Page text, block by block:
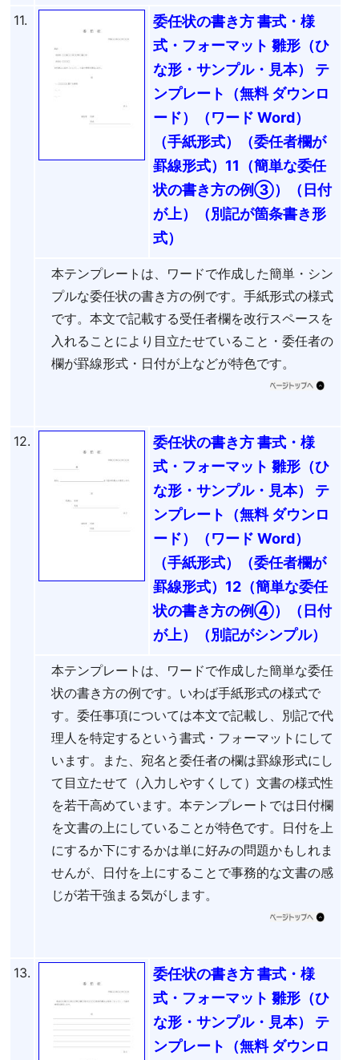
11.
委任状の書き方 書式・様
式・フォーマット 雛形（ひ
な形・サンプル・見本） テ
ンプレート（無料 ダウンロ
ード）（ワード Word）
（手紙形式）（委任者欄が
罫線形式）11（簡単な委任
状の書き方の例③）（日付
が上）（別記が箇条書き形
式）
本テンプレートは、ワードで作成した簡単・シン
プルな委任状の書き方の例です。手紙形式の様式
です。本文で記載する受任者欄を改行スペースを
入れることにより目立たせていること・委任者の
欄が罫線形式・日付が上などが特色です。
12.
委任状の書き方 書式・様
式・フォーマット 雛形（ひ
な形・サンプル・見本） テ
ンプレート（無料 ダウンロ
ード）（ワード Word）
（手紙形式）（委任者欄が
罫線形式）12（簡単な委任
状の書き方の例④）（日付
が上）（別記がシンプル）
本テンプレートは、ワードで作成した簡単な委任
状の書き方の例です。いわば手紙形式の様式で
す。委任事項については本文で記載し、別記で代
理人を特定するという書式・フォーマットにして
います。また、宛名と委任者の欄は罫線形式にし
て目立たせて（入力しやすくして）文書の様式性
を若干高めています。本テンプレートでは日付欄
を文書の上にしていることが特色です。日付を上
にするか下にするかは単に好みの問題かもしれま
せんが、日付を上にすることで事務的な文書の感
じが若干強まる気がします。
13.
委任状の書き方 書式・様
式・フォーマット 雛形（ひ
な形・サンプル・見本） テ
ンプレート（無料 ダウンロ